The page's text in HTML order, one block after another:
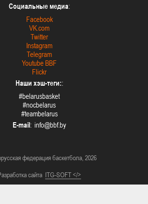
Социальные медиа:
Facebook
VK.com
Twitter
Instagram
Telegram
Youtube BBF
Flickr
Наши хэш-теги::
#belarusbasket
#nocbelarus
#teambelarus
E-mail:
федерация баскетбола, 2026
сайта ITG-SOFT </>